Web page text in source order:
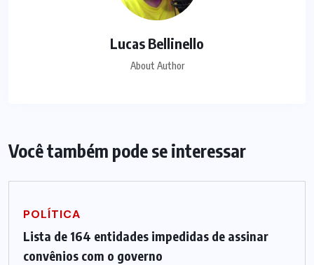
Lucas Bellinello
About Author
Você também pode se interessar
POLÍTICA
Lista de 164 entidades impedidas de assinar
convênios com o governo